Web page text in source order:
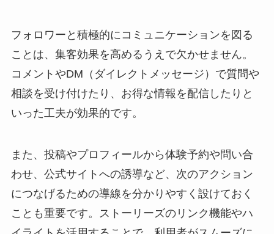
フォロワーと積極的にコミュニケーションを図る
ことは、集客効果を高めるうえで欠かせません。
コメントやDM（ダイレクトメッセージ）で質問や
相談を受け付けたり、お得な情報を配信したりと
いった工夫が効果的です。
また、投稿やプロフィールから体験予約や問い合
わせ、公式サイトへの誘導など、次のアクション
につなげるための導線を分かりやすく設けておく
ことも重要です。ストーリーズのリンク機能やハ